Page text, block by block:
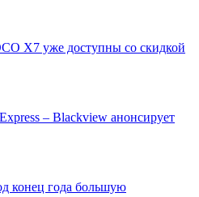
X7 уже доступны со скидкой
– Blackview анонсирует
конец года большую